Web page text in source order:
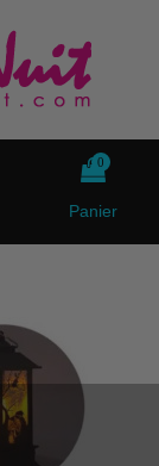
0
Panier